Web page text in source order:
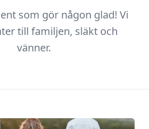
som gör någon glad! Vi
till familjen, släkt och
vänner.